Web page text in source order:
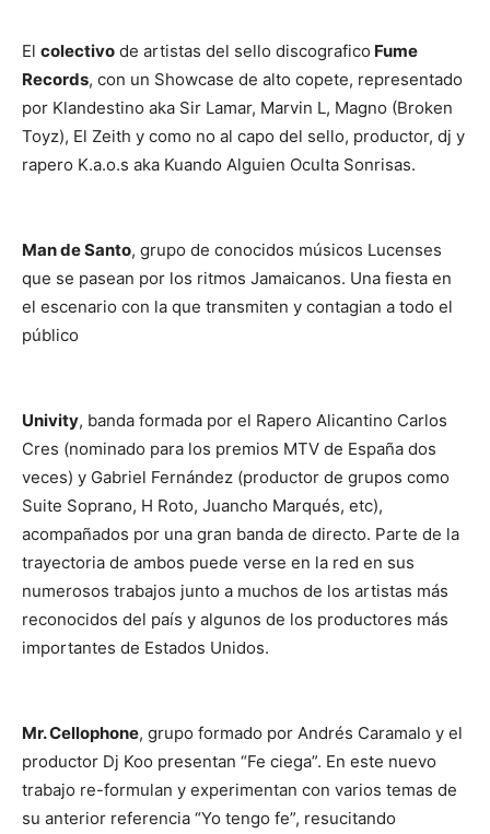
El colectivo de artistas del sello discografico Fume
Records, con un Showcase de alto copete, representado
por Klandestino aka Sir Lamar, Marvin L, Magno (Broken
Toyz), El Zeith y como no al capo del sello, productor, dj y
rapero K.a.o.s aka Kuando Alguien Oculta Sonrisas.
Man de Santo, grupo de conocidos músicos Lucenses
que se pasean por los ritmos Jamaicanos. Una fiesta en
el escenario con la que transmiten y contagian a todo el
público
Univity, banda formada por el Rapero Alicantino Carlos
Cres (nominado para los premios MTV de España dos
veces) y Gabriel Fernández (productor de grupos como
Suite Soprano, H Roto, Juancho Marqués, etc),
acompañados por una gran banda de directo. Parte de la
trayectoria de ambos puede verse en la red en sus
numerosos trabajos junto a muchos de los artistas más
reconocidos del país y algunos de los productores más
importantes de Estados Unidos.
Mr. Cellophone, grupo formado por Andrés Caramalo y el
productor Dj Koo presentan “Fe ciega”. En este nuevo
trabajo re-formulan y experimentan con varios temas de
su anterior referencia “Yo tengo fe”, resucitando